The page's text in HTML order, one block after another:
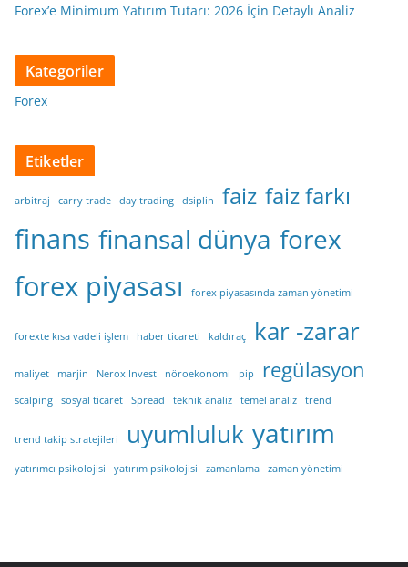
Forex’e Minimum Yatırım Tutarı: 2026 İçin Detaylı Analiz
Kategoriler
Forex
Etiketler
arbitraj carry trade day trading dsiplin faiz faiz farkı
finans finansal dünya forex
forex piyasası forex piyasasında zaman yönetimi
forexte kısa vadeli işlem haber ticareti kaldıraç kar -zarar
maliyet marjin Nerox Invest nöroekonomi pip regülasyon
scalping sosyal ticaret Spread teknik analiz temel analiz trend
trend takip stratejileri uyumluluk yatırım
yatırımcı psikolojisi yatırım psikolojisi zamanlama zaman yönetimi